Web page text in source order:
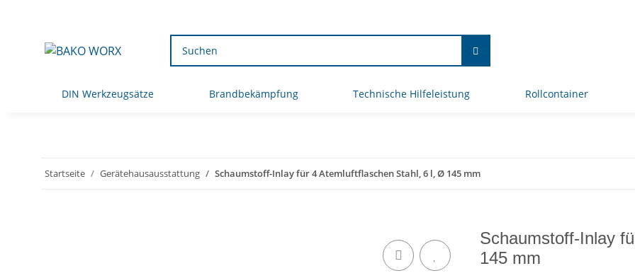
DIN Werkzeugsätze Brandbekämpfung Technische Hilfeleistung Rollcontainer
Startseite Gerätehausausstattung Schaumstoff-Inlay für 4 Atemluftflaschen Stahl, 6 l, Ø 145 mm
Schaumstoff-Inlay
145 mm